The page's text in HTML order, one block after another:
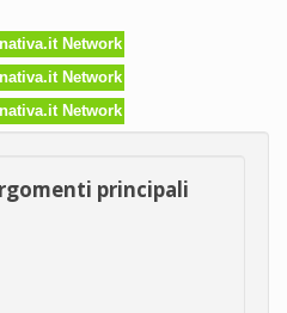
Network
Network
Network
principali